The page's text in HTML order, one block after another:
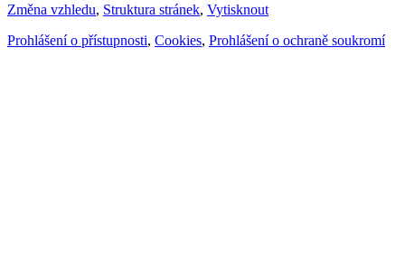
Změna vzhledu, Struktura stránek, Vytisknout
Prohlášení o přístupnosti, Cookies, Prohlášení o ochraně soukromí